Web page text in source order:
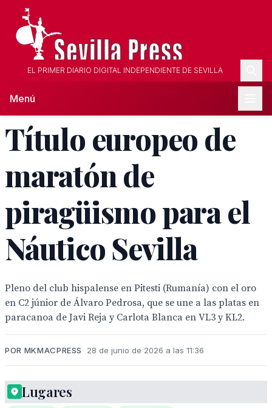
EL PRIMER DIARIO DIGITAL INDEPENDIENTE DE SEVILLA
Menú
Título europeo de
maratón de
piragüismo para el
Náutico Sevilla
Pleno del club hispalense en Pitesti (Rumanía) con el oro
en C2 júnior de Álvaro Pedrosa, que se une a las platas en
paracanoa de Javi Reja y Carlota Blanca en VL3 y KL2.
POR MKMACPRESS 28 de junio de 2026 a las 11:36
Lugares